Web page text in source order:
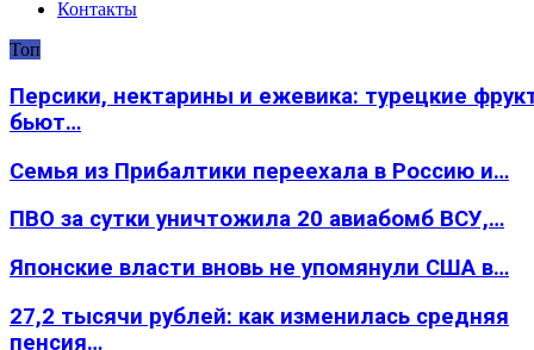
Контакты
Топ
Персики, нектарины и ежевика: турецкие
бьют…
Семья из Прибалтики переехала в Россию и…
ПВО за сутки уничтожила 20 авиабомб ВСУ,…
Японские власти вновь не упомянули США в…
27,2 тысячи рублей: как изменилась средняя
пенсия…